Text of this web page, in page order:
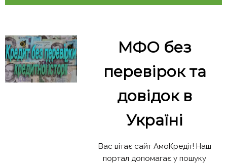
МФО без
перевірок та
довідок в
Україні
Вас вітає сайт АмоКредіт! Наш
портал допомагає у пошуку